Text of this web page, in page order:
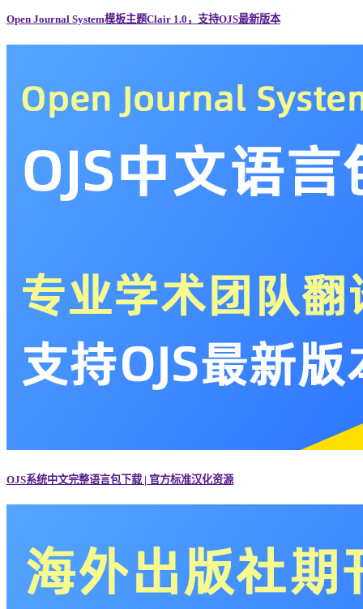
Open Journal System模板主题Clair 1.0，支持OJS最新版本
OJS系统中文完整语言包下载 | 官方标准汉化资源